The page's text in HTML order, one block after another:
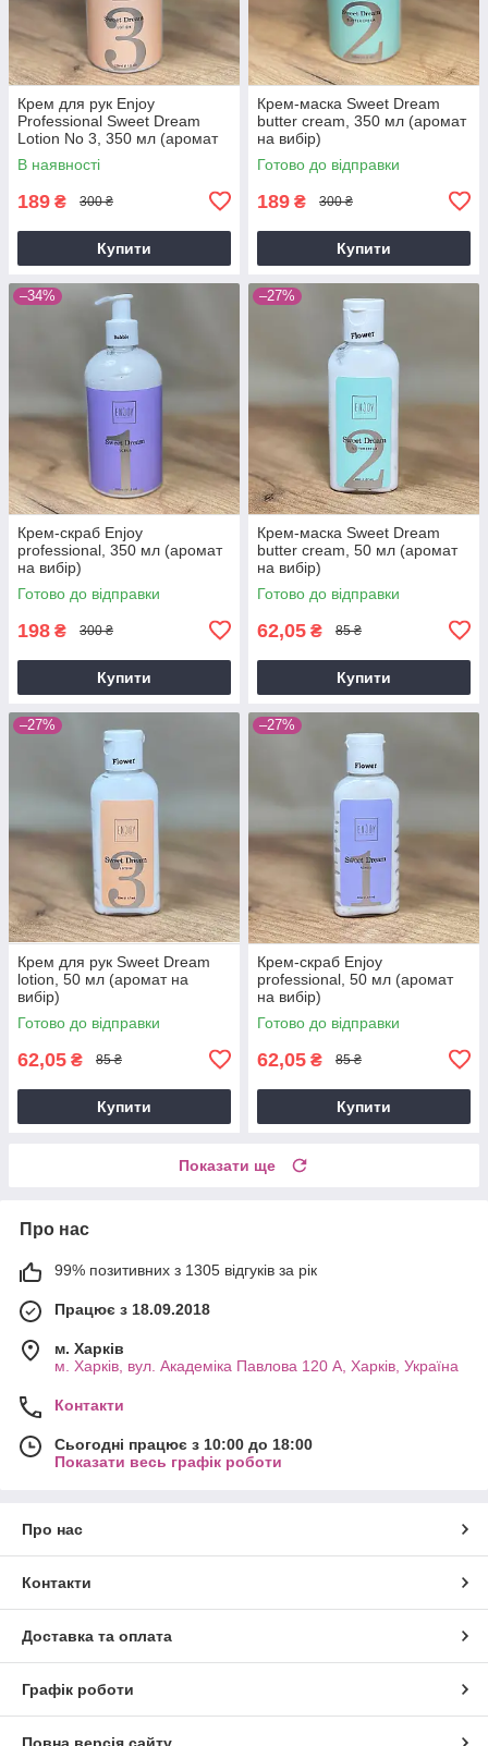
Крем для рук Enjoy
Professional Sweet Dream
Lotion No 3, 350 мл (аромат
на вибір)
В наявності
189 ₴ 300 ₴
Купити
Крем-маска Sweet Dream
butter cream, 350 мл (аромат
на вибір)
Готово до відправки
189 ₴ 300 ₴
Купити
–34%
Крем-скраб Enjoy
professional, 350 мл (аромат
на вибір)
Готово до відправки
198 ₴ 300 ₴
Купити
–27%
Крем-маска Sweet Dream
butter cream, 50 мл (аромат
на вибір)
Готово до відправки
62,05 ₴ 85 ₴
Купити
–27%
Крем для рук Sweet Dream
lotion, 50 мл (аромат на
вибір)
Готово до відправки
62,05 ₴ 85 ₴
Купити
–27%
Крем-скраб Enjoy
professional, 50 мл (аромат
на вибір)
Готово до відправки
62,05 ₴ 85 ₴
Купити
Показати ще
Про нас
99% позитивних з 1305 відгуків за рік
Працює з 18.09.2018
м. Харків
м. Харків, вул. Академіка Павлова 120 А, Харків, Україна
Контакти
Сьогодні працює з 10:00 до 18:00
Показати весь графік роботи
Про нас
Контакти
Доставка та оплата
Графік роботи